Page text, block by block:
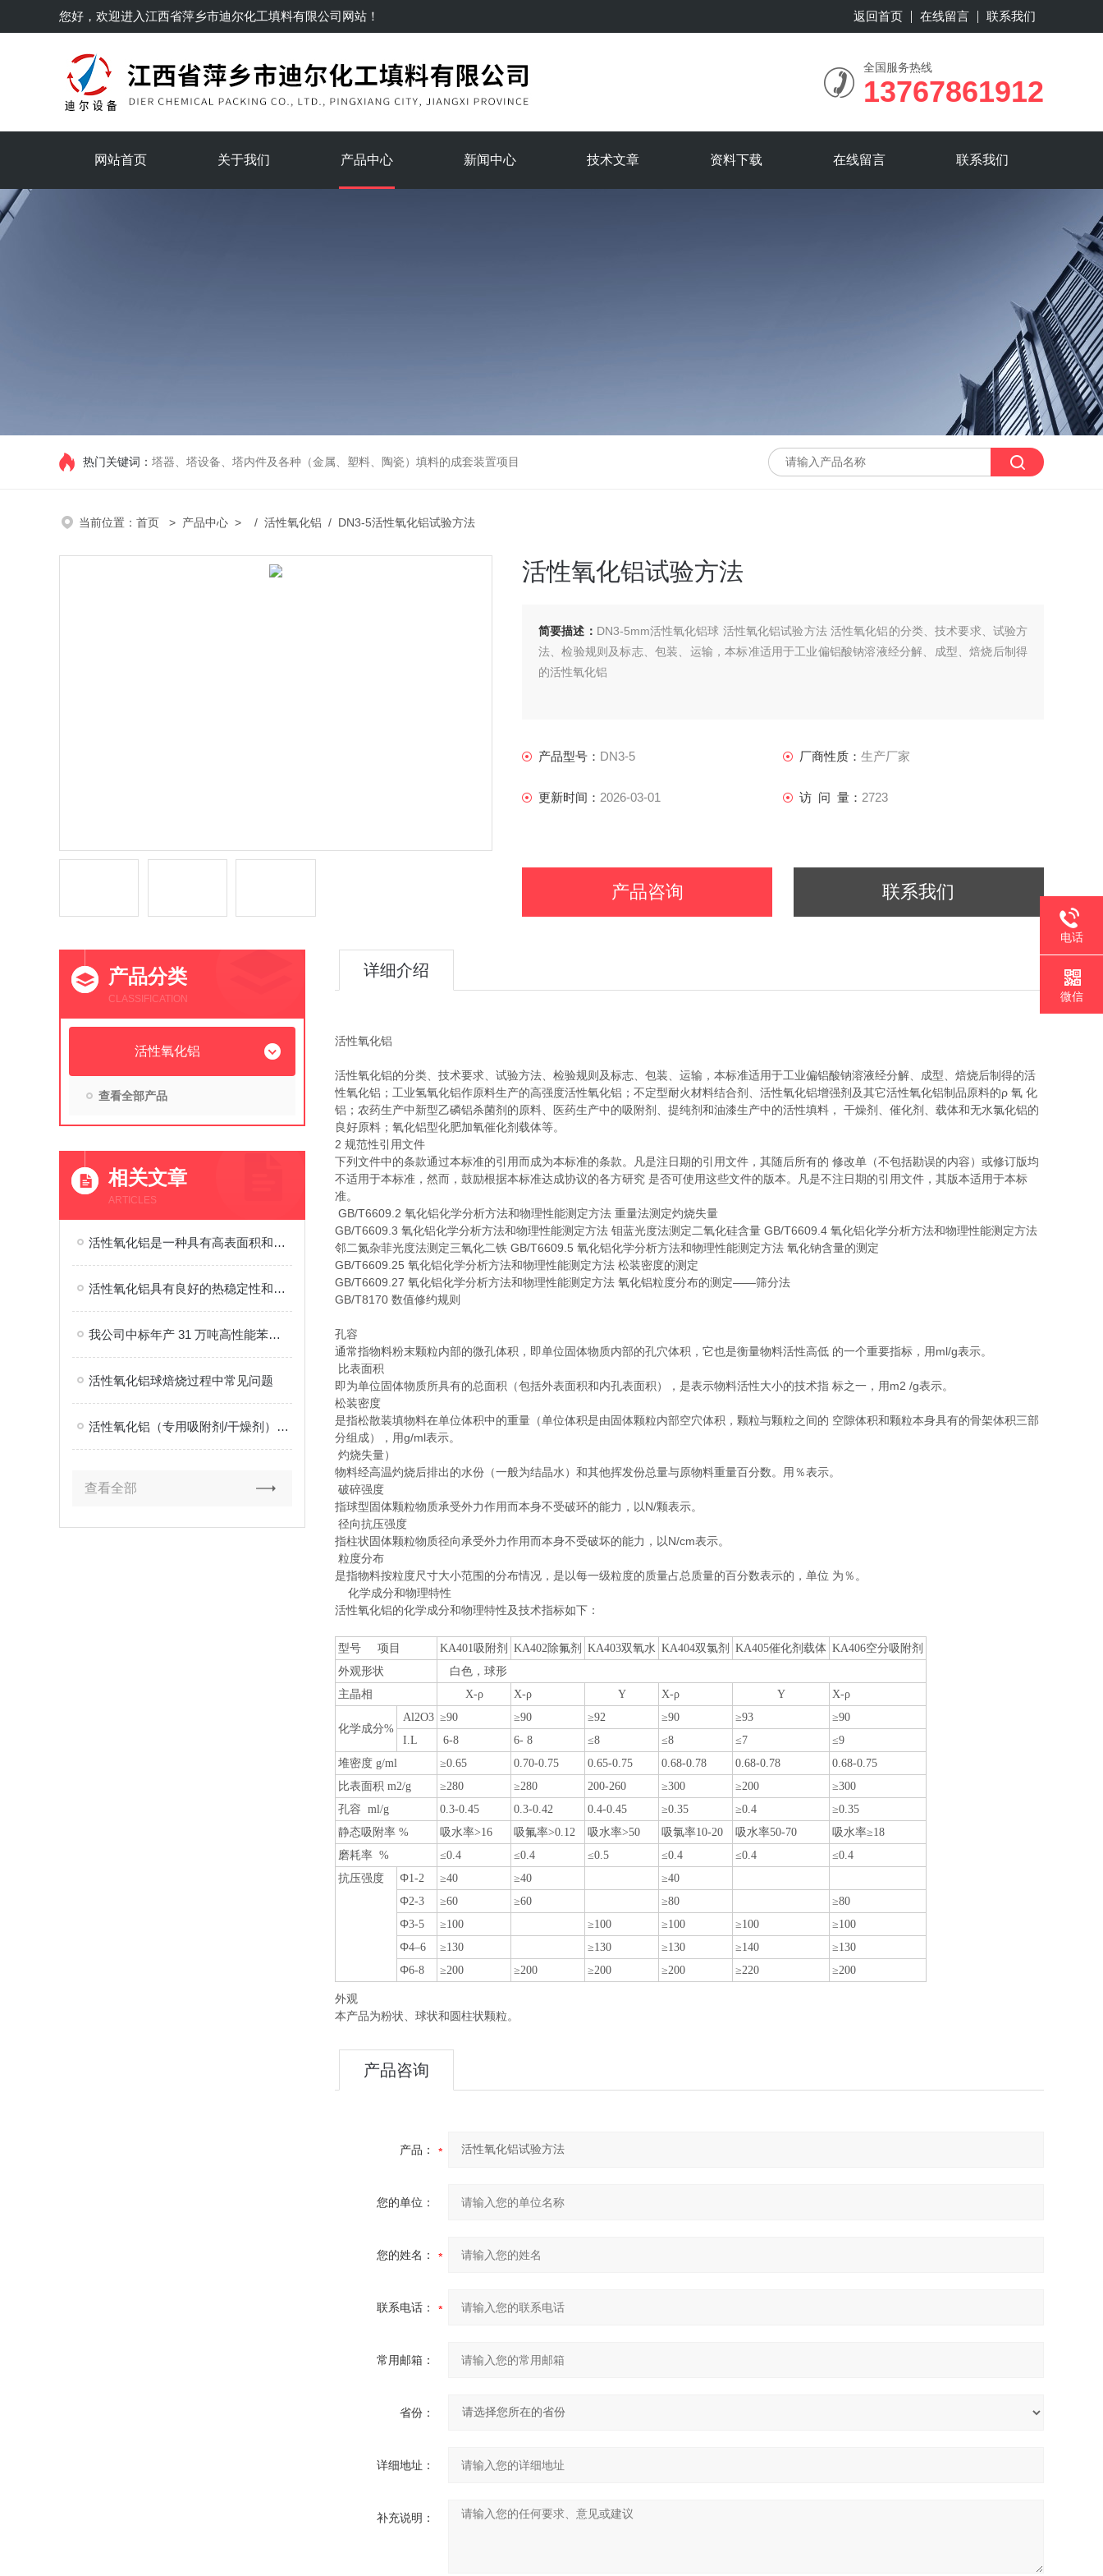
您好，欢迎进入江西省萍乡市迪尔化工填料有限公司网站！ 返回首页 在线留言 联系我们
全国服务热线
13767861912
网站首页 关于我们 产品中心 新闻中心 技术文章 资料下载 在线留言 联系我们
热门关键词： 塔器、塔设备、塔内件及各种（金属、塑料、陶瓷）填料的成套装置项目
当前位置： 首页 > 产品中心 > / 活性氧化铝 / DN3-5活性氧化铝试验方法
活性氧化铝试验方法
简要描述： DN3-5mm活性氧化铝球 活性氧化铝试验方法 活性氧化铝的分类、技术要求、试验方
法、检验规则及标志、包装、运输，本标准适用于工业偏铝酸钠溶液经分解、成型、焙烧后制得
的活性氧化铝
产品型号： DN3-5 厂商性质： 生产厂家
更新时间： 2026-03-01 访 问 量： 2723
产品咨询 联系我们
产品分类
CLASSIFICATION
活性氧化铝
查看全部产品
相关文章
ARTICLES
活性氧化铝是一种具有高表面积和吸附能力的多孔性材料
活性氧化铝具有良好的热稳定性和耐酸碱性能
我公司中标年产 31 万吨高性能苯乙烯聚合物项目
活性氧化铝球焙烧过程中常见问题
活性氧化铝（专用吸附剂/干燥剂）的介绍及案例
查看全部
详细介绍
活性氧化铝
活性氧化铝的分类、技术要求、试验方法、检验规则及标志、包装、运输， 本标准适用于工业偏铝酸钠溶液经分解、成型、焙烧后制得的活
性氧化铝；工业氢氧化铝作原料生产的高强度活性氧化铝；不定型耐火材料结合剂、活性氧化铝增强剂及其它活性氧化铝制品原料的ρ 氧 化
铝；农药生产中新型乙磷铝杀菌剂的原料、医药生产中的吸附剂、提纯剂和油漆生产中的活性填料，
干燥剂、催化剂、载体和无水氯化铝的
良好原料；氧化铝型化肥加氧催化剂载体等。
2 规范性引用文件
下列文件中的条款通过本标准的引用而成为本标准的条款。凡是注日期的引用文件，其随后所有的 修改单（不包括勘误的内容）或修订版均
不适用于本标准，然而，鼓励根据本标准达成协议的各方研究 是否可使用这些文件的版本。凡是不注日期的引用文件，其版本适用于本标
准。
GB/T6609.2 氧化铝化学分析方法和物理性能测定方法 重量法测定灼烧失量
GB/T6609.3 氧化铝化学分析方法和物理性能测定方法 钼蓝光度法测定二氧化硅含量 GB/T6609.4 氧化铝化学分析方法和物理性能测定方法
邻二氮杂菲光度法测定三氧化二铁 GB/T6609.5 氧化铝化学分析方法和物理性能测定方法 氧化钠含量的测定
GB/T6609.25 氧化铝化学分析方法和物理性能测定方法 松装密度的测定
GB/T6609.27 氧化铝化学分析方法和物理性能测定方法 氧化铝粒度分布的测定——筛分法
GB/T8170 数值修约规则
孔容
通常指物料粉末颗粒内部的微孔体积，即单位固体物质内部的孔穴体积，它也是衡量物料活性高低 的一个重要指标，用ml/g表示。
比表面积
即为单位固体物质所具有的总面积（包括外表面积和内孔表面积），是表示物料活性大小的技术指 标之一，用m2 /g表示。
松装密度
是指松散装填物料在单位体积中的重量（单位体积是由固体颗粒内部空穴体积，颗粒与颗粒之间的 空隙体积和颗粒本身具有的骨架体积三部
分组成），用g/ml表示。
灼烧失量）
物料经高温灼烧后排出的水份（一般为结晶水）和其他挥发份总量与原物料重量百分数。用％表示。
破碎强度
指球型固体颗粒物质承受外力作用而本身不受破环的能力，以N/颗表示。
径向抗压强度
指柱状固体颗粒物质径向承受外力作用而本身不受破坏的能力，以N/cm表示。
粒度分布
是指物料按粒度尺寸大小范围的分布情况，是以每一级粒度的质量占总质量的百分数表示的，单位 为％。
化学成分和物理特性
活性氧化铝的化学成分和物理特性及技术指标如下：
型号 项目 KA401吸附剂 KA402除氟剂 KA403双氧水 KA404双氯剂 KA405催化剂载体 KA406空分吸附剂
外观形状
白色，球形
主晶相
Χ-ρ Χ-ρ Υ Χ-ρ Υ Χ-ρ
化学成分%
Al2O3 ≥90 ≥90 ≥92 ≥90 ≥93
≥90
I.L
6-8 6- 8 ≤8 ≤8 ≤7
≤9
堆密度 g/ml
≥0.65 0.70-0.75 0.65-0.75 0.68-0.78 0.68-0.78
0.68-0.75
比表面积 m2/g
≥280 ≥280 200-260 ≥300 ≥200
≥300
孔容 ml/g
0.3-0.45 0.3-0.42 0.4-0.45 ≥0.35 ≥0.4
≥0.35
静态吸附率 %
吸水率>16 吸氟率>0.12 吸水率>50 吸氯率10-20 吸水率50-70
吸水率≥18
磨耗率 %
≤0.4 ≤0.4 ≤0.5 ≤0.4 ≤0.4
≤0.4
抗压强度
Φ1-2 ≥40 ≥40 ≥40
Φ2-3 ≥60 ≥60 ≥80 ≥80
Φ3-5 ≥100 ≥100 ≥100 ≥100 ≥100
Φ4–6 ≥130 ≥130 ≥130 ≥140 ≥130
Φ6-8 ≥200 ≥200 ≥200 ≥200 ≥220 ≥200
外观
本产品为粉状、球状和圆柱状颗粒。
产品咨询
产品：
您的单位：
您的姓名：
联系电话：
常用邮箱：
省份：
详细地址：
补充说明：
电话
微信